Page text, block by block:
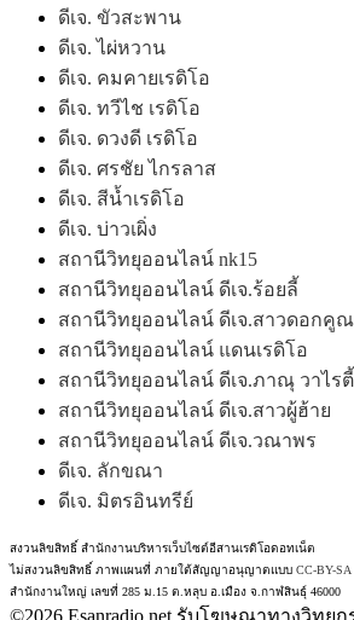
ดีเจ. ขัวสะพาน
ดีเจ. ไผ่หวาน
ดีเจ. คมคายเรดิโอ
ดีเจ. ทวีไช เรดิโอ
ดีเจ. ดวงดี เรดิโอ
ดีเจ. ศรชัย ไกรลาส
ดีเจ. สีน้ำเรดิโอ
ดีเจ. บ่าวเผิ่ง
สถานีวิทยุออนไลน์ nk15
สถานีวิทยุออนไลน์ ดีเจ.ร้อยลี้
สถานีวิทยุออนไลน์ ดีเจ.สาวดอกคูณ
สถานีวิทยุออนไลน์ แดนเรดิโอ
สถานีวิทยุออนไลน์ ดีเจ.ภาณุ วาไรตี้
สถานีวิทยุออนไลน์ ดีเจ.สาวผู้ฮ้าย
สถานีวิทยุออนไลน์ ดีเจ.วณาพร
ดีเจ. ลักขณา
ดีเจ. มิตรอินทรีย์
สงวนลิขสิทธิ์ สำนักงานบริหารเว็บไซต์อีสานเรดิโอดอทเน็ต
ไม่สงวนลิขสิทธิ์ ภาพแผนที่ ภายใต้สัญญาอนุญาตแบบ CC-BY-SA
สำนักงานใหญ่ เลขที่ 285 ม.15 ต.หลุบ อ.เมือง จ.กาฬสินธุ์ 46000
©2026 Esanradio.net รับโฆษณาทางวิทยุก